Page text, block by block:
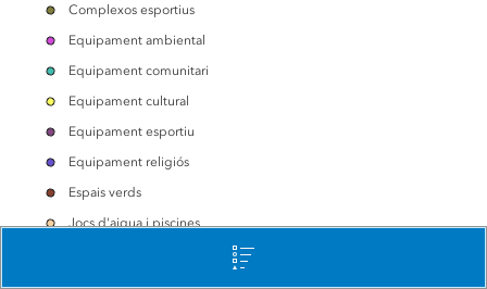
0.3 mi
Complexos esportius
Equipament ambiental
Equipament comunitari
Equipament cultural
Equipament esportiu
Equipament religiós
Espais verds
Jocs d'aigua i piscines
Patis d'Escola